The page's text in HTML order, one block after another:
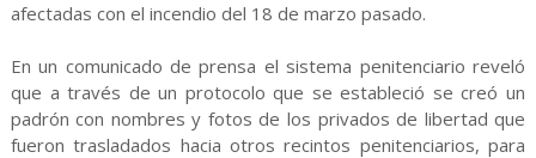
afectadas con el incendio del 18 de marzo pasado.
En un comunicado de prensa el sistema penitenciario reveló
que a través de un protocolo que se estableció se creó un
padrón con nombres y fotos de los privados de libertad que
fueron trasladados hacia otros recintos penitenciarios, para